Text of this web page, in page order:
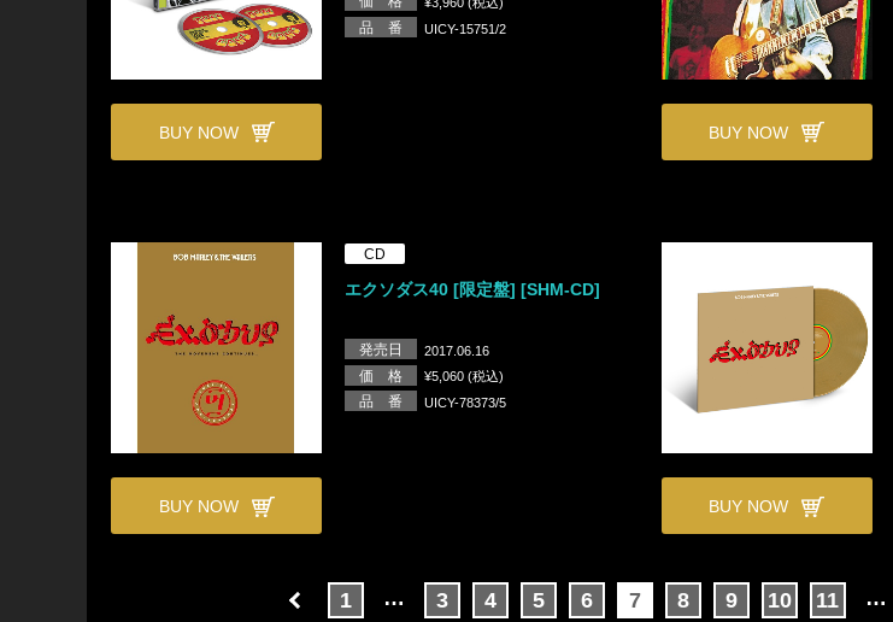
BUY NOW
品 番 UICY-15751/2
BUY NOW
BUY NOW
CD
エクソダス40 [限定盤] [SHM-CD]
発売日 2017.06.16
価 格 ¥5,060 (税込)
品 番 UICY-78373/5
BUY NOW
1 … 3 4 5 6 7 8 9 10 11 …